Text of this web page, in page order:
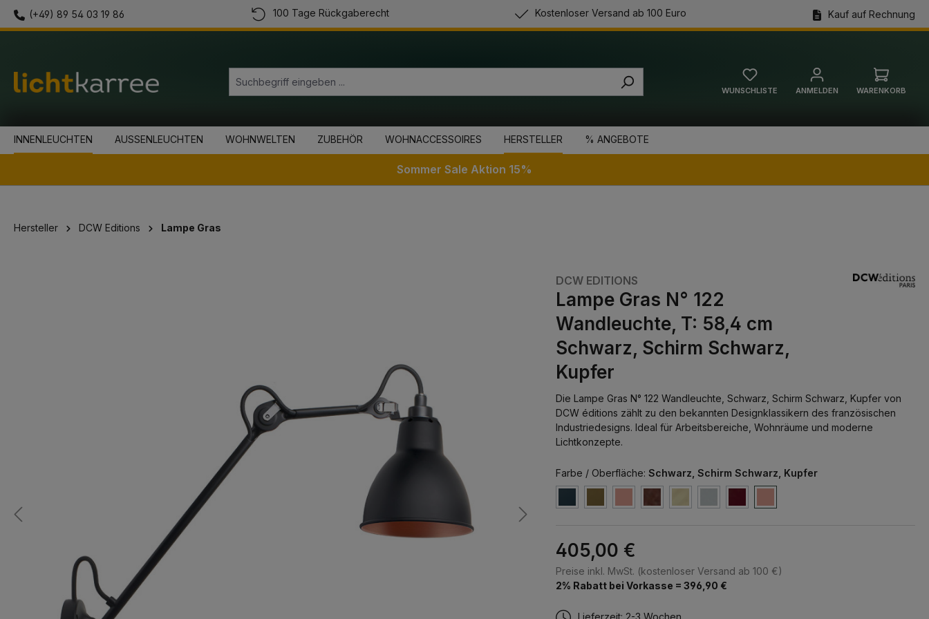
Zur Hauptnavigation springen
(+49) 89 54 03 19 86 100 Tage Rückgaberecht Kostenloser Versand ab 100 Euro Kauf auf Rechnung
WUNSCHLISTE ANMELDEN WARENKORB
INNENLEUCHTEN
AUSSENLEUCHTEN WOHNWELTEN ZUBEHÖR WOHNACCESSOIRES HERSTELLER % ANGEBOTE
Sommer Sale Aktion 15%
Hersteller DCW Editions Lampe Gras
DCW EDITIONS
Lampe Gras N° 122
Wandleuchte, T: 58,4 cm
Schwarz, Schirm Schwarz,
Kupfer
Die Lampe Gras N° 122 Wandleuchte, Schwarz, Schirm Schwarz, Kupfer von
DCW éditions zählt zu den bekannten Designklassikern des französischen
Industriedesigns. Ideal für Arbeitsbereiche, Wohnräume und moderne
Lichtkonzepte.
Farbe / Oberfläche: Schwarz, Schirm Schwarz, Kupfer
405,00 €
Preise inkl. MwSt. (kostenloser Versand ab 100 €)
2% Rabatt bei Vorkasse = 396,90 €